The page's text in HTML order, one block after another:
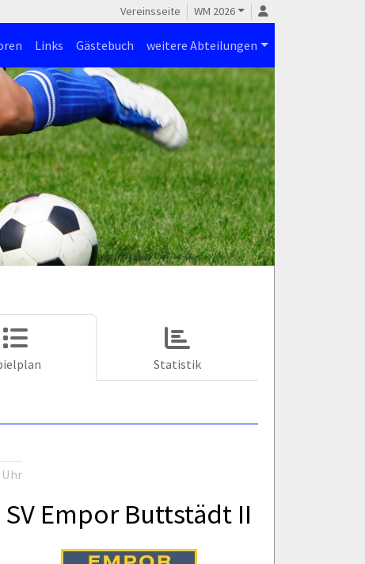
Vereinsseite WM 2026
Links Gästebuch weitere Abteilungen
Statistik
Uhr
SV Empor Buttstädt II